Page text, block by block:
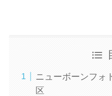
ニューボーンフォ
区